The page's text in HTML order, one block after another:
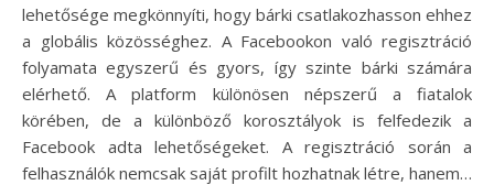
lehetősége megkönnyíti, hogy bárki csatlakozhasson ehhez
a globális közösséghez. A Facebookon való regisztráció
folyamata egyszerű és gyors, így szinte bárki számára
elérhető. A platform különösen népszerű a fiatalok
körében, de a különböző korosztályok is felfedezik a
Facebook adta lehetőségeket. A regisztráció során a
felhasználók nemcsak saját profilt hozhatnak létre, hanem…